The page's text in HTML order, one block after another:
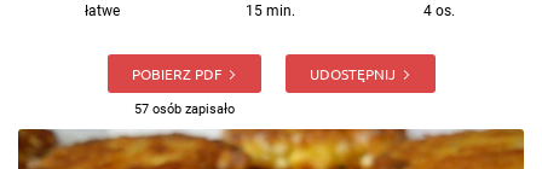
łatwe 15 min. 4 os.
POBIERZ PDF
57 osób zapisało
UDOSTĘPNIJ